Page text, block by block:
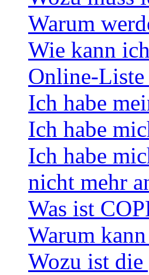
Warum
Wie kann
Online-Liste
Ich habe
Ich habe
Ich habe
nicht mehr
Was ist
Warum
Wozu ist